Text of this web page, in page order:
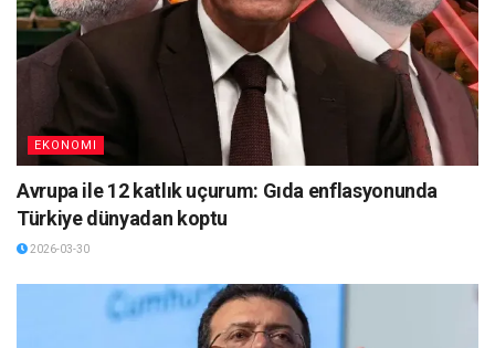
EKONOMI
Avrupa ile 12 katlık uçurum: Gıda enflasyonunda
Türkiye dünyadan koptu
2026-03-30